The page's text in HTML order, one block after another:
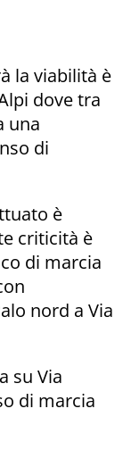
la viabilità è
dove tra
una
di
è
criticità è
di marcia
nord a Via
su Via
di marcia